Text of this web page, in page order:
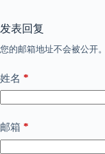
发表回复
您的邮箱地址不会被公开。
姓名 *
邮箱 *